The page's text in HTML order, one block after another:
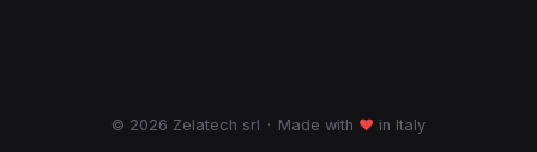
© 2026 Zelatech srl · Made with ♥ in Italy